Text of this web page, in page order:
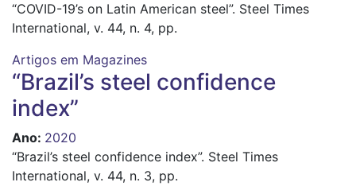
“COVID-19’s on Latin American steel”. Steel Times
International, v. 44, n. 4, pp.
Artigos em Magazines
“Brazil’s steel confidence
index”
Ano: 2020
“Brazil’s steel confidence index”. Steel Times
International, v. 44, n. 3, pp.